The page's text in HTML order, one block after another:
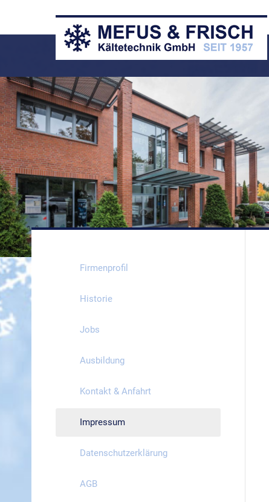
Firmenprofil
Historie
Jobs
Ausbildung
Kontakt & Anfahrt
Impressum
Datenschutzerklärung
AGB